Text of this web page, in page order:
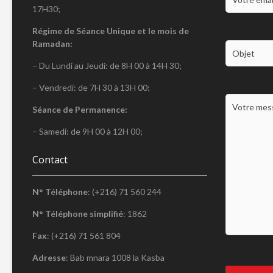
17H30;
Régime de Séance Unique et le mois de
Ramadan:
– Du Lundi au Jeudi: de 8H 00 à 14H 30;
– Vendredi: de 7H 30 à 13H 00;
Séance de Permanence:
– Samedi: de 9H 00 à 12H 00;
Contact
N° Téléphone: (+216) 71 560 244
N° Téléphone simplifié: 1862
Fax: (+216) 71 561 804
Adresse: Bab mnara 1008 la Kasba